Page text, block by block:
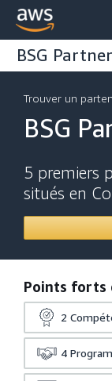
BSG
Trouver un
BSG
5 premiers
situés en
Points forts
2
4